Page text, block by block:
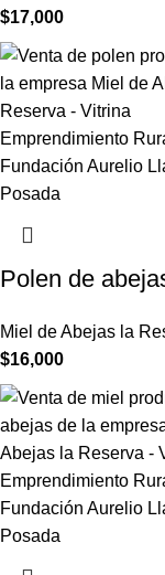
$17,000
Polen de
Miel de Abejas la
$16,000